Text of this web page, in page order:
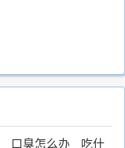
口臭怎么办
吃什